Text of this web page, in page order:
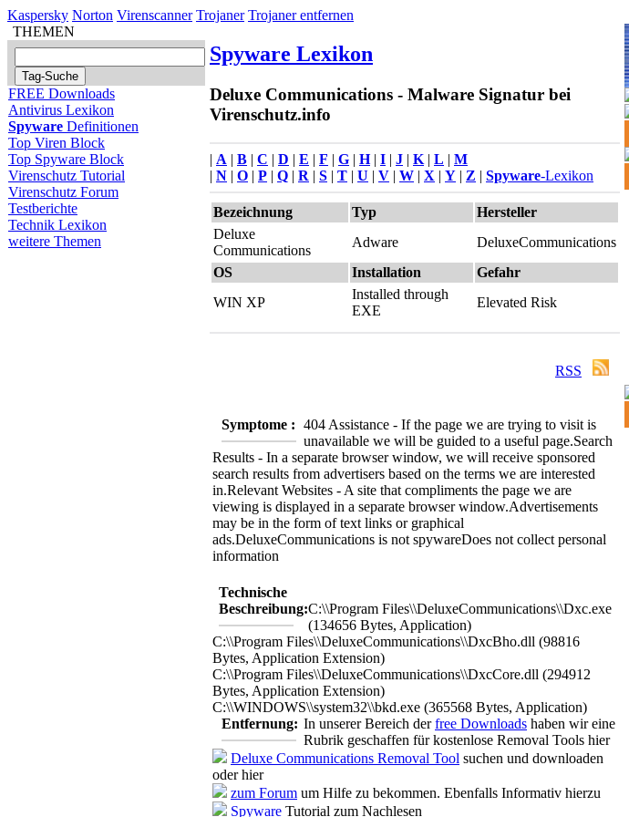
Kaspersky Norton Virenscanner Trojaner Trojaner entfernen
THEMEN
FREE Downloads
Antivirus Lexikon
Spyware Definitionen
Top Viren Block
Top Spyware Block
Virenschutz Tutorial
Virenschutz Forum
Testberichte
Technik Lexikon
weitere Themen
Spyware Lexikon
Deluxe Communications - Malware Signatur bei
Virenschutz.info
| A | B | C | D | E | F | G | H| I | J | K | L | M
| N | O | P | Q | R | S | T | U | V | W | X | Y | Z | Spyware-Lexikon
Bezeichnung Typ
Hersteller
Deluxe
Communications
Adware
DeluxeCommunications
OS
Installation
Gefahr
WIN XP
Installed through
EXE
Elevated Risk
RSS
Symptome : 404 Assistance - If the page we are trying to visit is
unavailable we will be guided to a useful page.Search
Results - In a separate browser window, we will receive sponsored
search results from advertisers based on the terms we are interested
in.Relevant Websites - A site that compliments the page we are
viewing is displayed in a separate browser window.Advertisements
may be in the form of text links or graphical
ads.DeluxeCommunications is not spywareDoes not collect personal
information
Technische
Beschreibung:C:\\Program Files\\DeluxeCommunications\\Dxc.exe
(134656 Bytes, Application)
C:\\Program Files\\DeluxeCommunications\\DxcBho.dll (98816
Bytes, Application Extension)
C:\\Program Files\\DeluxeCommunications\\DxcCore.dll (294912
Bytes, Application Extension)
C:\\WINDOWS\\system32\\bkd.exe (365568 Bytes, Application)
Entfernung: In unserer Bereich derfree Downloads haben wir eine
Rubrik geschaffen für kostenlose Removal Tools hier
Deluxe Communications Removal Tool suchen und downloaden
oder hier
zum Forum um Hilfe zu bekommen. Ebenfalls Informativ hierzu
Spyware Tutorial zum Nachlesen